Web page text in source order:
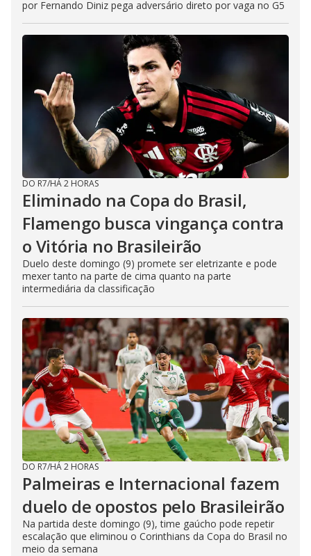
por Fernando Diniz pega adversário direto por vaga no G5
DO R7/HÁ 2 HORAS
Eliminado na Copa do Brasil,
Flamengo busca vingança contra
o Vitória no Brasileirão
Duelo deste domingo (9) promete ser eletrizante e pode
mexer tanto na parte de cima quanto na parte
intermediária da classificação
DO R7/HÁ 2 HORAS
Palmeiras e Internacional fazem
duelo de opostos pelo Brasileirão
Na partida deste domingo (9), time gaúcho pode repetir
escalação que eliminou o Corinthians da Copa do Brasil no
meio da semana